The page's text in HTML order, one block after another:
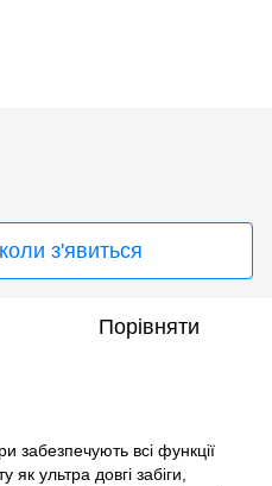
з'явиться
Порівняти
забезпечують всі функції
як ультра довгі забіги,